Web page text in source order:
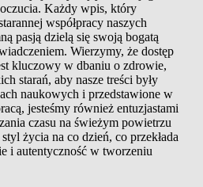
Każdy wpis, który
współpracy naszych
pasją dzielą się swoją bogatą
Wierzymy, że dostęp
kluczowy w dbaniu o zdrowie,
starań, aby nasze treści były
naukowych i przedstawione w
jesteśmy również entuzjastami
czasu na świeżym powietrzu
życia na co dzień, co przekłada
i autentyczność w tworzeniu